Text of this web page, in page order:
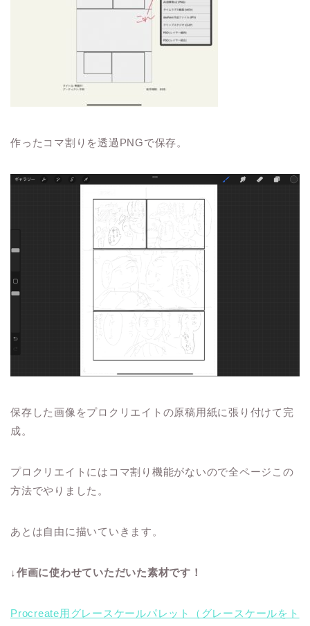
作ったコマ割りを透過PNGで保存。
保存した画像をプロクリエイトの原稿用紙に張り付けて完
成。
プロクリエイトにはコマ割り機能がないので全ページこの
方法でやりました。
あとは自由に描いていきます。
↓作画に使わせていただいた素材です！
Procreate用グレースケールパレット（グレースケールをト